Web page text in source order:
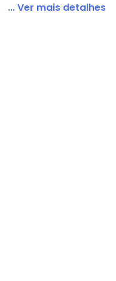
Vermelho
... Ver mais detalhes